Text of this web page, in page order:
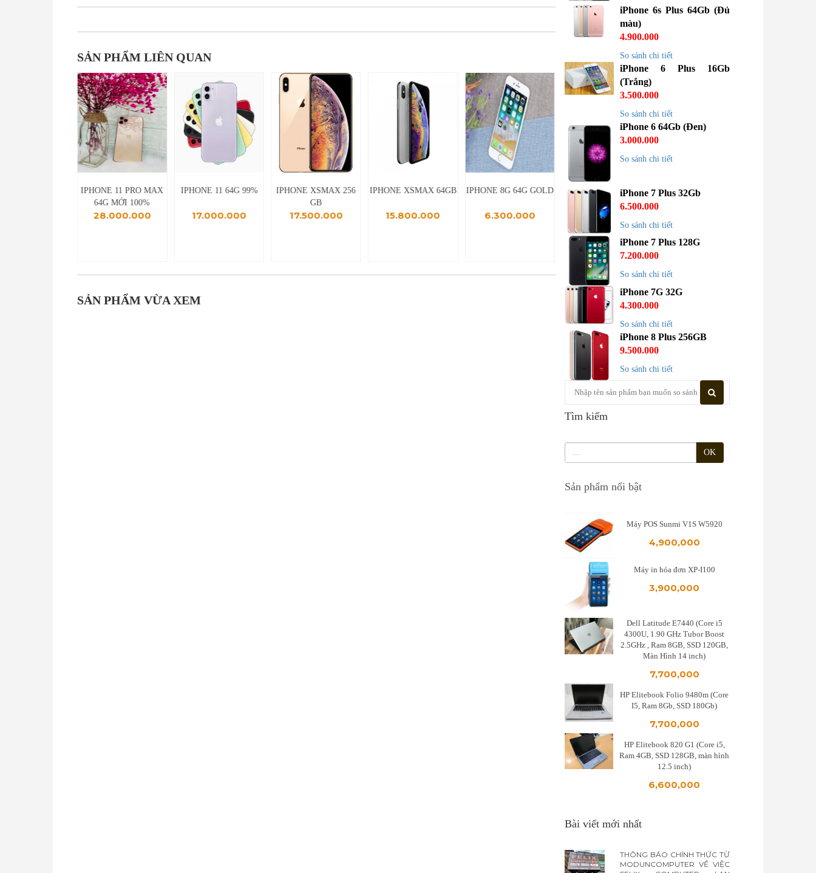
SẢN PHẨM LIÊN QUAN
IPHONE 11 PRO MAX
64G MỚI 100%
28.000.000
IPHONE 11 64G 99%
17.000.000
IPHONE XSMAX 256
GB
17.500.000
IPHONE XSMAX 64GB
15.800.000
IPHONE 8G 64G GOLD
6.300.000
IPHONE X 64GB
10.500.000
IPHONE XR 64G
SẢN PHẨM VỪA XEM
iPhone 6s Plus 64Gb (Đủ
màu)
4.900.000
So sánh chi tiết
iPhone 6 Plus 16Gb
(Trắng)
3.500.000
So sánh chi tiết
iPhone 6 64Gb (Đen)
3.000.000
So sánh chi tiết
iPhone 7 Plus 32Gb
6.500.000
So sánh chi tiết
iPhone 7 Plus 128G
7.200.000
So sánh chi tiết
iPhone 7G 32G
4.300.000
So sánh chi tiết
iPhone 8 Plus 256GB
9.500.000
So sánh chi tiết
Tìm kiếm
OK
Sản phẩm nổi bật
Máy POS Sunmi V1S W5920
4,900,000
Máy in hóa đơn XP-I100
3,900,000
Dell Latitude E7440 (Core i5
4300U, 1.90 GHz Tubor Boost
2.5GHz , Ram 8GB, SSD 120GB,
Màn Hình 14 inch)
7,700,000
HP Elitebook Folio 9480m (Core
I5, Ram 8Gb, SSD 180Gb)
7,700,000
HP Elitebook 820 G1 (Core i5,
Ram 4GB, SSD 128GB, màn hình
12.5 inch)
6,600,000
Bài viết mới nhất
THÔNG BÁO CHÍNH THỨC TỪ
MODUNCOMPUTER VỀ VIỆC